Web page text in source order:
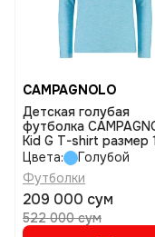
CAMPAGNOLO
Детская голубая
футболка
Kid G T-shirt размер
Цвета:
Голубой
Футболки
209 000 сум
522 000 сум